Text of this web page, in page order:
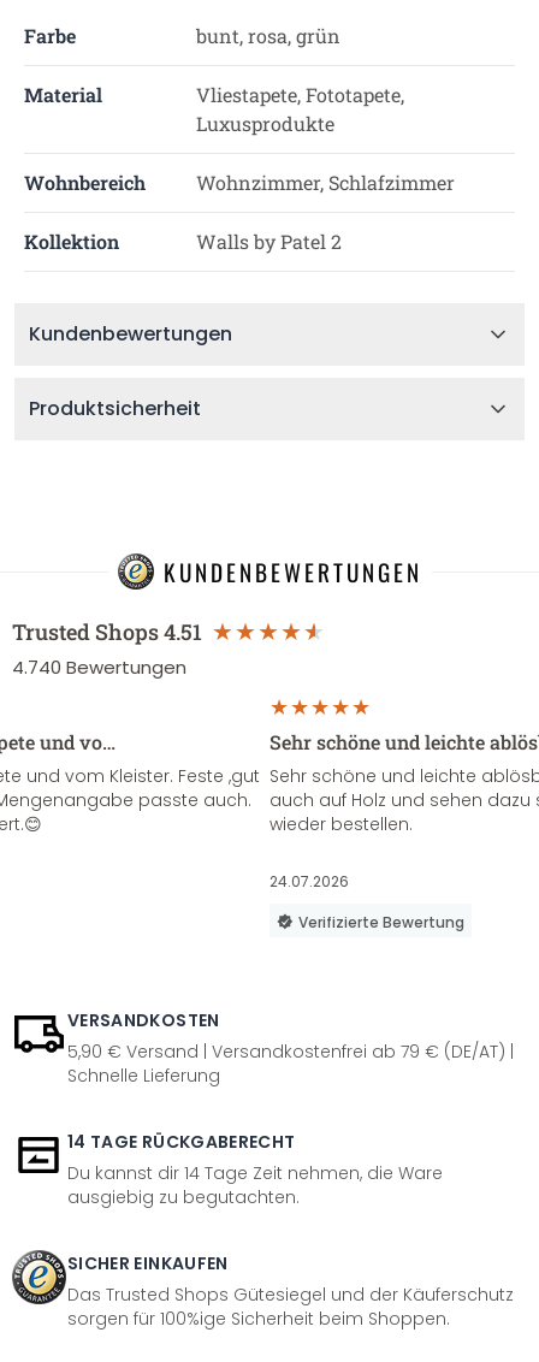
Farbe bunt, rosa, grün
Material
Vliestapete, Fototapete,
Luxusprodukte
Wohnbereich Wohnzimmer, Schlafzimmer
Kollektion Walls by Patel 2
Kundenbewertungen
Produktsicherheit
KUNDENBEWERTUNGEN
Trusted Shops4.51
4.740 Bewertungen
und vo…
und vom Kleister. Feste ,gut
passte auch.
Sehr schöne und leichte
Sehr schöne und leichte
auch auf Holz und sehen
wieder bestellen.
24.07.2026
Verifizierte Bewertung
VERSANDKOSTEN
5,90 € Versand | Versandkostenfrei ab 79 € (DE/AT) |
Schnelle Lieferung
14 TAGE RÜCKGABERECHT
Du kannst dir 14 Tage Zeit nehmen, die Ware
ausgiebig zu begutachten.
SICHER EINKAUFEN
Das Trusted Shops Gütesiegel und der Käuferschutz
sorgen für 100%ige Sicherheit beim Shoppen.